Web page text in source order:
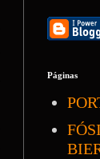
Páginas